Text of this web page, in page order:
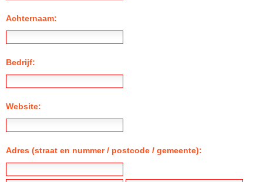
Achternaam:
Bedrijf:
Website:
Adres (straat en nummer / postcode / gemeente):